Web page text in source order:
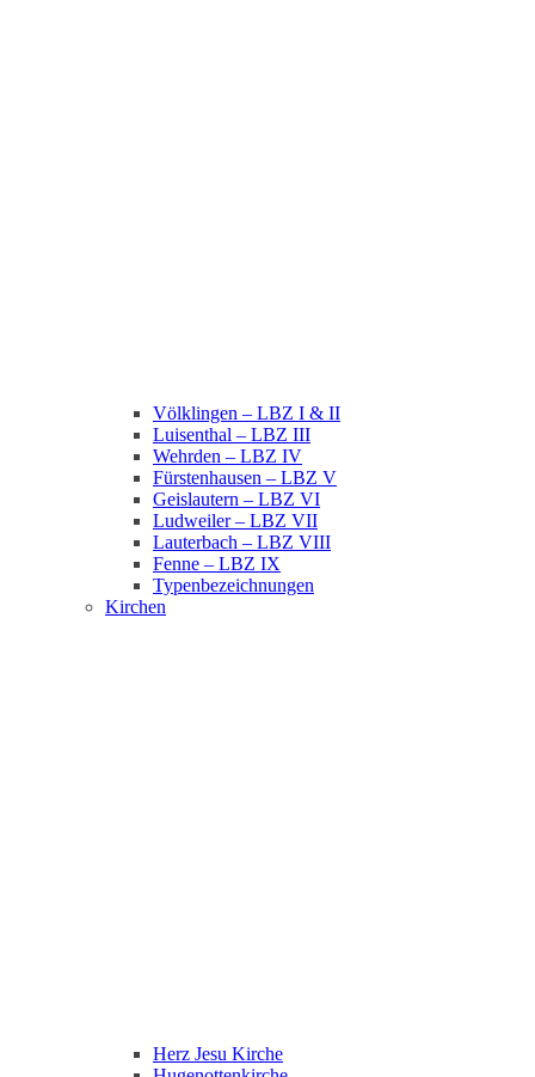
Völklingen – LBZ I & II
Luisenthal – LBZ III
Wehrden – LBZ IV
Fürstenhausen – LBZ V
Geislautern – LBZ VI
Ludweiler – LBZ VII
Lauterbach – LBZ VIII
Fenne – LBZ IX
Typenbezeichnungen
Kirchen
Herz Jesu Kirche